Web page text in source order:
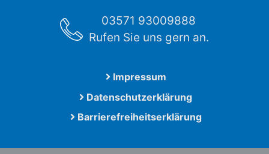
03571 93009888
Rufen Sie uns gern an.
Impressum
Datenschutzerklärung
Barrierefreiheitserklärung